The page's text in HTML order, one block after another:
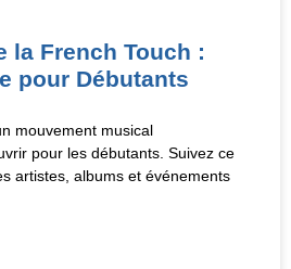
la French Touch :
pour Débutants
mouvement musical
pour les débutants. Suivez ce
artistes, albums et événements